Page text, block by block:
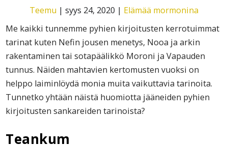
Teemu | syys 24, 2020 | Elämää mormonina
Me kaikki tunnemme pyhien kirjoitusten kerrotuimmat
tarinat kuten Nefin jousen menetys, Nooa ja arkin
rakentaminen tai sotapäälikkö Moroni ja Vapauden
tunnus. Näiden mahtavien kertomusten vuoksi on
helppo laiminlöydä monia muita vaikuttavia tarinoita.
Tunnetko yhtään näistä huomiotta jääneiden pyhien
kirjoitusten sankareiden tarinoista?
Teankum